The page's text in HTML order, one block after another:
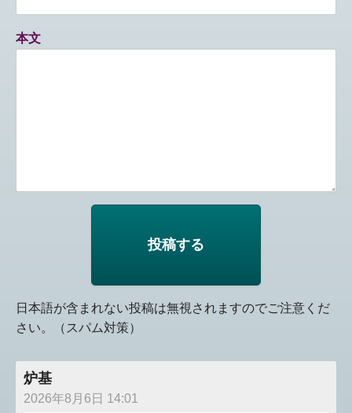
本文
日本語が含まれない投稿は無視されますのでご注意くだ
さい。（スパム対策）
炉基
2026年8月6日 14:01